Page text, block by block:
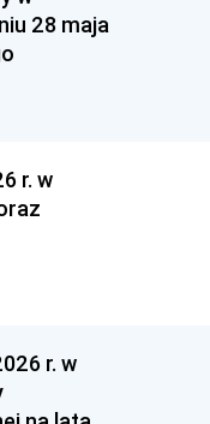
28 maja
r. w
r. w